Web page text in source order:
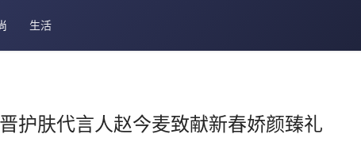
生活
护肤代言人赵今麦致献新春娇颜臻礼